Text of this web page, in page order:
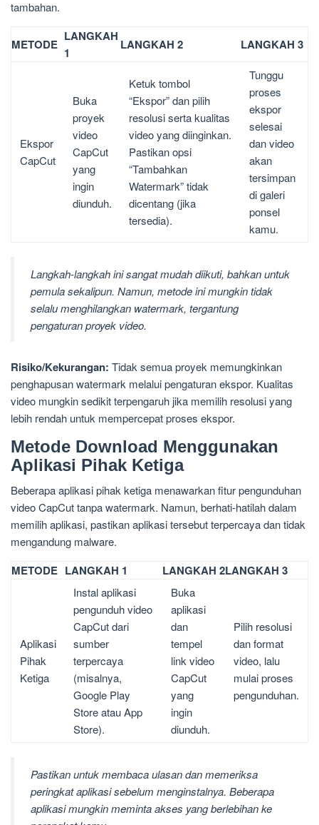
tambahan.
METODE
LANGKAH
1
LANGKAH 2 LANGKAH 3
Ekspor
CapCut
Buka
proyek
video
CapCut
yang
ingin
diunduh.
Ketuk tombol
“Ekspor” dan pilih
resolusi serta kualitas
video yang diinginkan.
Pastikan opsi
“Tambahkan
Watermark” tidak
dicentang (jika
tersedia).
Tunggu
proses
ekspor
selesai
dan video
akan
tersimpan
di galeri
ponsel
kamu.
Langkah-langkah ini sangat mudah diikuti, bahkan untuk
pemula sekalipun. Namun, metode ini mungkin tidak
selalu menghilangkan watermark, tergantung
pengaturan proyek video.
Risiko/Kekurangan: Tidak semua proyek memungkinkan
penghapusan watermark melalui pengaturan ekspor. Kualitas
video mungkin sedikit terpengaruh jika memilih resolusi yang
lebih rendah untuk mempercepat proses ekspor.
Metode Download Menggunakan
Aplikasi Pihak Ketiga
Beberapa aplikasi pihak ketiga menawarkan fitur pengunduhan
video CapCut tanpa watermark. Namun, berhati-hatilah dalam
memilih aplikasi, pastikan aplikasi tersebut terpercaya dan tidak
mengandung malware.
METODE LANGKAH 1 LANGKAH 2LANGKAH 3
Aplikasi
Pihak
Ketiga
Instal aplikasi
pengunduh video
CapCut dari
sumber
terpercaya
(misalnya,
Google Play
Store atau App
Store).
Buka
aplikasi
dan
tempel
link video
CapCut
yang
ingin
diunduh.
Pilih resolusi
dan format
video, lalu
mulai proses
pengunduhan.
Pastikan untuk membaca ulasan dan memeriksa
peringkat aplikasi sebelum menginstalnya. Beberapa
aplikasi mungkin meminta akses yang berlebihan ke